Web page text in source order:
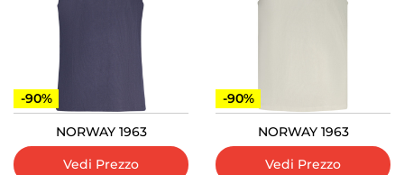
-90%
NORWAY 1963
Vedi Prezzo
-90%
NORWAY 1963
Vedi Prezzo